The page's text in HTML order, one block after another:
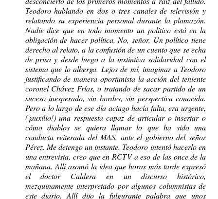
Teodoro hablando en dos o tres canales de televisión y
relatando su experiencia personal durante la plomazón.
Nadie dice que en todo momento un político está en la
obligación de hacer política. No, señor. Un político tiene
derecho al relato, a la confusión de un cuento que se echa
de prisa y desde luego a la instintiva solidaridad con el
sistema que lo alberga. Lejos de mí, imaginar a Teodoro
justificando de manera oportunista la acción del teniente
coronel Chávez Frías, o tratando de sacar partido de un
suceso inesperado, sin bordes, sin perspectiva conocida.
Pero a lo largo de ese día aciago hacía falta, era urgente,
(¡auxilio!) una respuesta capaz de articular o insertar o
cómo diablos se quiera llamar lo que ha sido una
conducta reiterada del MAS, ante el gobierno del señor
Pérez. Me detengo un instante. Teodoro intentó hacerlo en
una entrevista, creo que en RCTV a eso de las once de la
mañana. Allí asomó la idea que horas más tarde expresó
el doctor Caldera en un discurso histórico,
mezquinamente interpretado por algunos columnistas de
este diario. Allí dijo la fulgurante palabra que unos